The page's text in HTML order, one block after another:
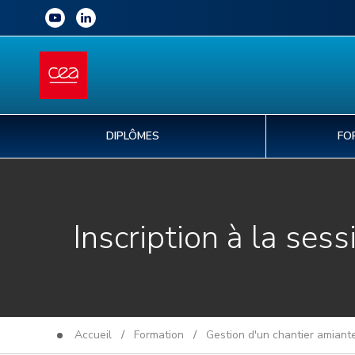
DIPLÔMES
Inscription à la
Accueil / Formation / Gestion d'un chantier